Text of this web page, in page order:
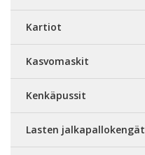
Kartiot
Kasvomaskit
Kenkäpussit
Lasten jalkapallokengät